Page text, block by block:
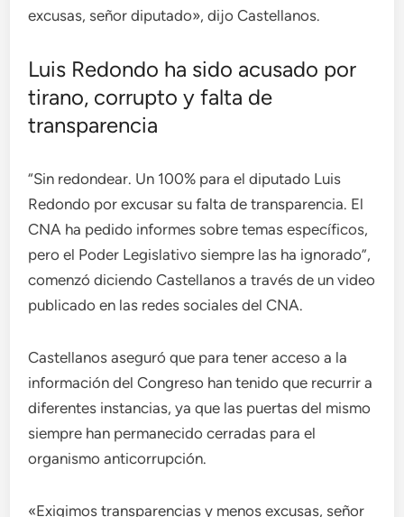
excusas, señor diputado», dijo Castellanos.
Luis Redondo ha sido acusado por
tirano, corrupto y falta de
transparencia
“Sin redondear. Un 100% para el diputado Luis
Redondo por excusar su falta de transparencia. El
CNA ha pedido informes sobre temas específicos,
pero el Poder Legislativo siempre las ha ignorado”,
comenzó diciendo Castellanos a través de un video
publicado en las redes sociales del CNA.
Castellanos aseguró que para tener acceso a la
información del Congreso han tenido que recurrir a
diferentes instancias, ya que las puertas del mismo
siempre han permanecido cerradas para el
organismo anticorrupción.
«Exigimos transparencias y menos excusas, señor